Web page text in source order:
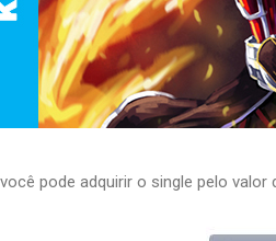
pode adquirir o single pelo valor